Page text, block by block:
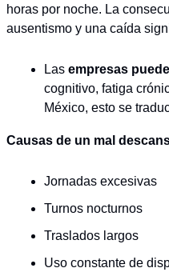
horas por noche. La
ausentismo y una caída
Las empresas
cognitivo, fatiga
México, esto se
Causas de un mal
Jornadas excesivas
Turnos nocturnos
Traslados largos
Uso constante de